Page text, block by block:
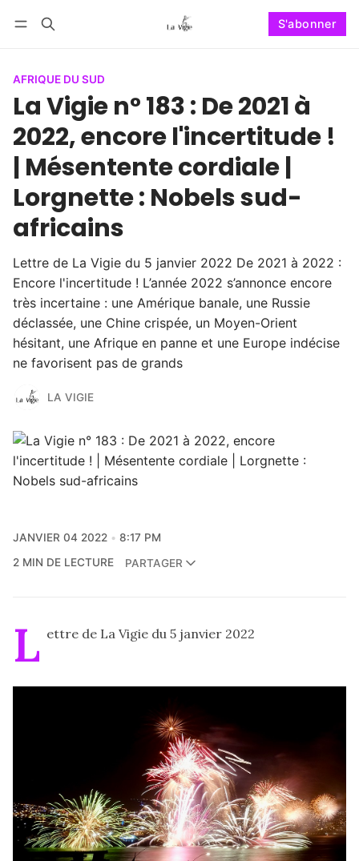
S'abonner
AFRIQUE DU SUD
La Vigie n° 183 : De 2021 à
2022, encore l'incertitude !
| Mésentente cordiale |
Lorgnette : Nobels sud-
africains
Lettre de La Vigie du 5 janvier 2022 De 2021 à 2022 :
Encore l'incertitude ! L’année 2022 s’annonce encore
très incertaine : une Amérique banale, une Russie
déclassée, une Chine crispée, un Moyen-Orient
hésitant, une Afrique en panne et une Europe indécise
ne favorisent pas de grands
LA VIGIE
JANVIER 04 2022
8:17 PM
2 MIN DE LECTURE
PARTAGER
L ettre de La Vigie du 5 janvier 2022